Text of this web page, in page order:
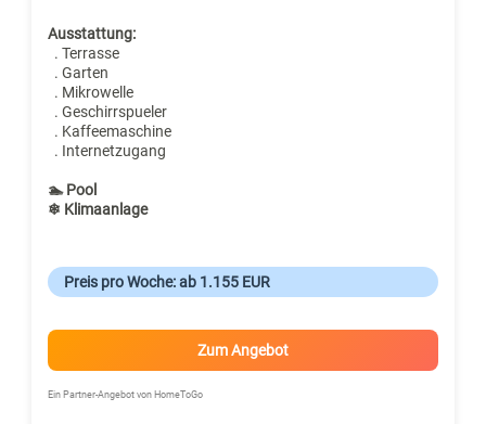
Ausstattung:
. Terrasse
. Garten
. Mikrowelle
. Geschirrspueler
. Kaffeemaschine
. Internetzugang
🏊 Pool
❄ Klimaanlage
Preis pro Woche: ab 1.155 EUR
Zum Angebot
Ein Partner-Angebot von HomeToGo